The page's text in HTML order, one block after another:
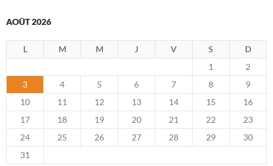
AOÛT 2026
L M M J V S
D
1
2
3
4 5 6 7 8
9
10
11 12 13 14 15
16
17
18 19 20 21 22
23
24
25 26 27 28 29
30
31